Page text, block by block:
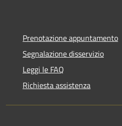
Prenotazione appuntamento
Segnalazione disservizio
Leggi le FAQ
Richiesta assistenza